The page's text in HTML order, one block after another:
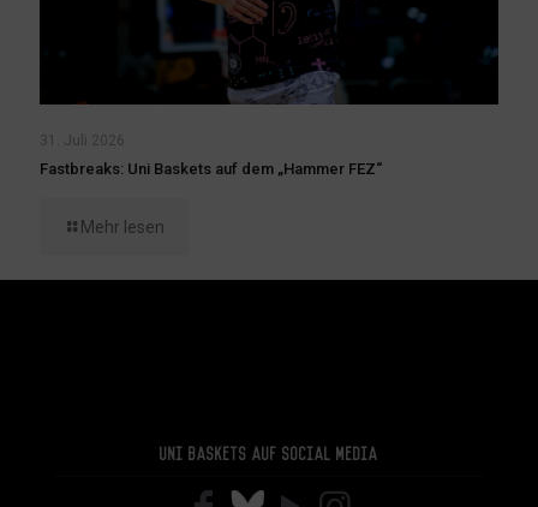
31. Juli 2026
Fastbreaks: Uni Baskets auf dem „Hammer FEZ“
Mehr lesen
Uni Baskets auf Social Media